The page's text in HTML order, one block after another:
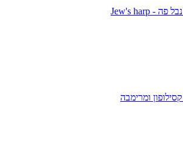
נבל פה - Jew's harp
קסילופון ומרימבה